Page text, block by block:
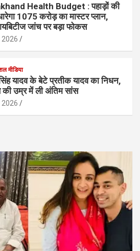
Health Budget : पहाड़ों की
1075 करोड़ का मास्टर प्लान,
जांच पर बड़ा फोकस
2026
मीडिया
यादव के बेटे प्रतीक यादव का निधन,
उम्र में ली अंतिम सांस
2026